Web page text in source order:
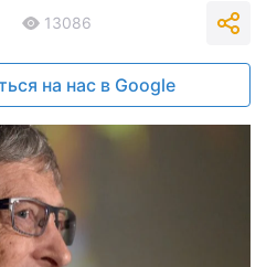
13086
на нас в Google